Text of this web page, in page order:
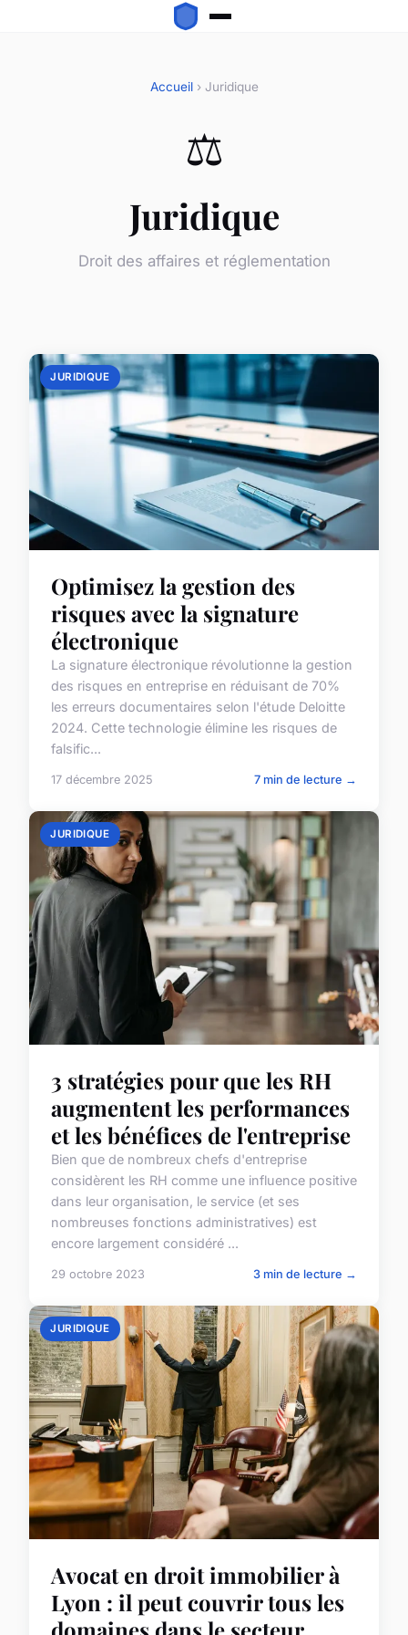
Accueil› Juridique
⚖️
Juridique
Droit des affaires et réglementation
JURIDIQUE
Optimisez la gestion des
risques avec la signature
électronique
La signature électronique révolutionne la gestion
des risques en entreprise en réduisant de 70%
les erreurs documentaires selon l'étude Deloitte
2024. Cette technologie élimine les risques de
falsific...
17 décembre 2025 7 min de lecture →
JURIDIQUE
3 stratégies pour que les RH
augmentent les performances
et les bénéfices de l'entreprise
Bien que de nombreux chefs d'entreprise
considèrent les RH comme une influence positive
dans leur organisation, le service (et ses
nombreuses fonctions administratives) est
encore largement considéré ...
29 octobre 2023 3 min de lecture →
JURIDIQUE
Avocat en droit immobilier à
Lyon : il peut couvrir tous les
domaines dans le secteur